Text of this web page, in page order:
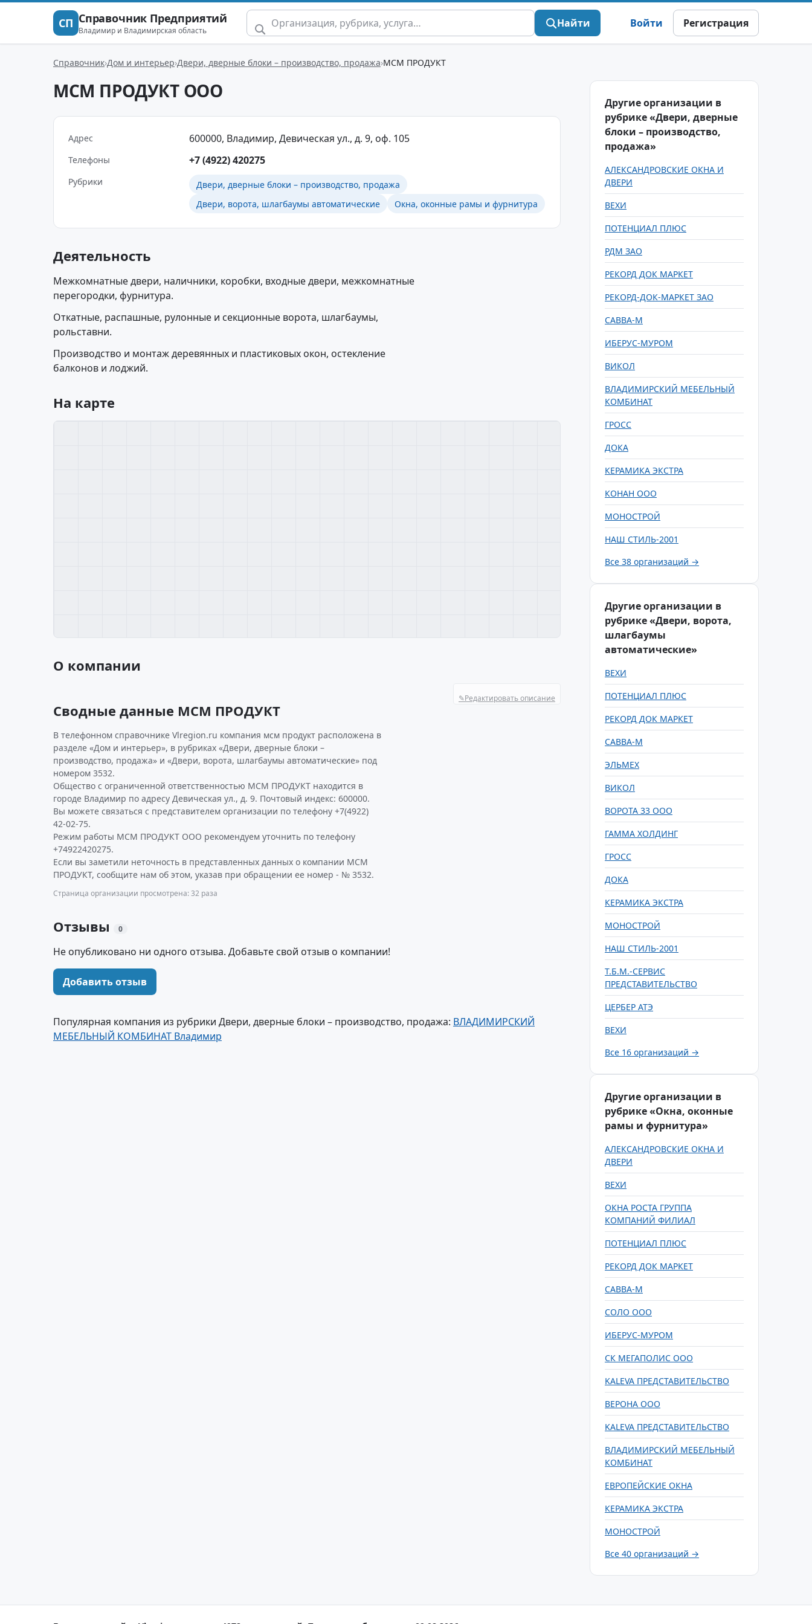
СП Справочник Предприятий
Владимир и Владимирская область
Найти Войти Регистрация
Справочник Дом и интерьер Двери, дверные блоки – производство, продажа МСМ ПРОДУКТ
МСМ ПРОДУКТ ООО
Адрес 600000, Владимир, Девическая ул., д. 9, оф. 105
Телефоны +7 (4922) 420275
Рубрики
Двери, дверные блоки – производство, продажа
Двери, ворота, шлагбаумы автоматические
Окна, оконные рамы и фурнитура
Деятельность
Межкомнатные двери, наличники, коробки, входные двери, межкомнатные
перегородки, фурнитура.
Откатные, распашные, рулонные и секционные ворота, шлагбаумы,
рольставни.
Производство и монтаж деревянных и пластиковых окон, остекление
балконов и лоджий.
На карте
О компании
✎Редактировать описание
Сводные данные МСМ ПРОДУКТ
В телефонном справочнике Vlregion.ru компания мсм продукт расположена в
разделе «Дом и интерьер», в рубриках «Двери, дверные блоки –
производство, продажа» и «Двери, ворота, шлагбаумы автоматические» под
номером 3532.
Общество с ограниченной ответственностью МСМ ПРОДУКТ находится в
городе Владимир по адресу Девическая ул., д. 9. Почтовый индекс: 600000.
Вы можете связаться с представителем организации по телефону +7(4922)
42-02-75.
Режим работы МСМ ПРОДУКТ ООО рекомендуем уточнить по телефону
+74922420275.
Если вы заметили неточность в представленных данных о компании МСМ
ПРОДУКТ, сообщите нам об этом, указав при обращении ее номер - № 3532.
Страница организации просмотрена: 32 раза
Отзывы 0
Не опубликовано ни одного отзыва. Добавьте свой отзыв о компании!
Добавить отзыв
Популярная компания из рубрики Двери, дверные блоки – производство, продажа: ВЛАДИМИРСКИЙ
МЕБЕЛЬНЫЙ КОМБИНАТ Владимир
Другие организации в
рубрике «Двери, дверные
блоки – производство,
продажа»
АЛЕКСАНДРОВСКИЕ ОКНА И
ДВЕРИ
ВЕХИ
ПОТЕНЦИАЛ ПЛЮС
РДМ ЗАО
РЕКОРД ДОК МАРКЕТ
РЕКОРД-ДОК-МАРКЕТ ЗАО
САВВА-М
ИБЕРУС-МУРОМ
ВИКОЛ
ВЛАДИМИРСКИЙ МЕБЕЛЬНЫЙ
КОМБИНАТ
ГРОСС
ДОКА
КЕРАМИКА ЭКСТРА
КОНАН ООО
МОНОСТРОЙ
НАШ СТИЛЬ-2001
Все 38 организаций →
Другие организации в
рубрике «Двери, ворота,
шлагбаумы
автоматические»
ВЕХИ
ПОТЕНЦИАЛ ПЛЮС
РЕКОРД ДОК МАРКЕТ
САВВА-М
ЭЛЬМЕХ
ВИКОЛ
ВОРОТА 33 ООО
ГАММА ХОЛДИНГ
ГРОСС
ДОКА
КЕРАМИКА ЭКСТРА
МОНОСТРОЙ
НАШ СТИЛЬ-2001
Т.Б.М.-СЕРВИС
ПРЕДСТАВИТЕЛЬСТВО
ЦЕРБЕР АТЭ
ВЕХИ
Все 16 организаций →
Другие организации в
рубрике «Окна, оконные
рамы и фурнитура»
АЛЕКСАНДРОВСКИЕ ОКНА И
ДВЕРИ
ВЕХИ
ОКНА РОСТА ГРУППА
КОМПАНИЙ ФИЛИАЛ
ПОТЕНЦИАЛ ПЛЮС
РЕКОРД ДОК МАРКЕТ
САВВА-М
СОЛО ООО
ИБЕРУС-МУРОМ
СК МЕГАПОЛИС ООО
KALEVA ПРЕДСТАВИТЕЛЬСТВО
ВЕРОНА ООО
KALEVA ПРЕДСТАВИТЕЛЬСТВО
ВЛАДИМИРСКИЙ МЕБЕЛЬНЫЙ
КОМБИНАТ
ЕВРОПЕЙСКИЕ ОКНА
КЕРАМИКА ЭКСТРА
МОНОСТРОЙ
Все 40 организаций →